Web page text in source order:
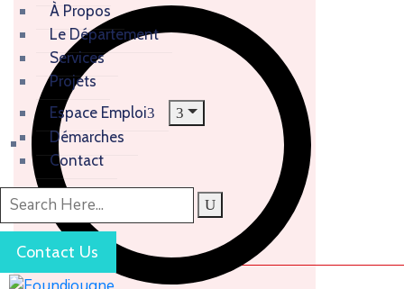
À Propos
Le Département
Services
Projets
Espace Emploi
Démarches
Contact
Contact Us